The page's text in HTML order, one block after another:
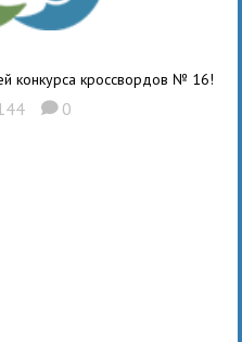
конкурса кроссвордов № 16!
K 0